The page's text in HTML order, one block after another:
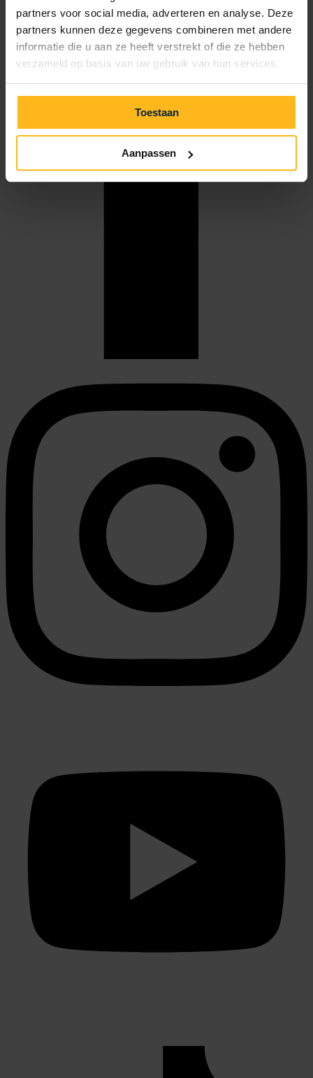
partners voor social media, adverteren en analyse. Deze
partners kunnen deze gegevens combineren met andere
informatie die u aan ze heeft verstrekt of die ze hebben
verzameld op basis van uw gebruik van hun services.
Toestaan
Aanpassen